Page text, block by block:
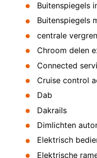
Buitenspiegels
Buitenspiegels
centrale
Chroom delen
Connected
Cruise control
Dab
Dakrails
Dimlichten
Elektrisch
Elektrische